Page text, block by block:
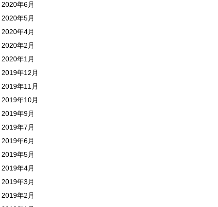
2020年6月
2020年5月
2020年4月
2020年2月
2020年1月
2019年12月
2019年11月
2019年10月
2019年9月
2019年7月
2019年6月
2019年5月
2019年4月
2019年3月
2019年2月